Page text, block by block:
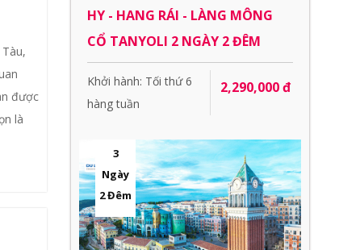
được
là
HY - HANG RÁI - LÀNG MÔNG
CỔ TANYOLI 2 NGÀY 2 ĐÊM
Khởi hành: Tối thứ 6
hàng tuần
2,290,000 đ
3
Ngày
2 Đêm